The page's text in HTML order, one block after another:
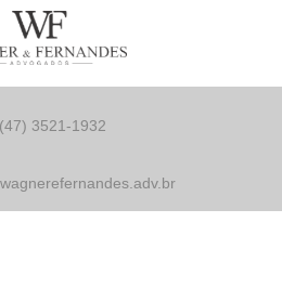
(47) 3521-1932